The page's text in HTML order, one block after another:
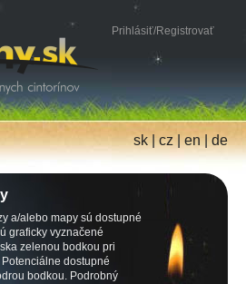
Prihlásiť/Registrovať
sk|cz|en|de
a/alebo mapy sú dostupné
graficky vyznačené
zelenou bodkou pri
dostupné
bodkou. Podrobný